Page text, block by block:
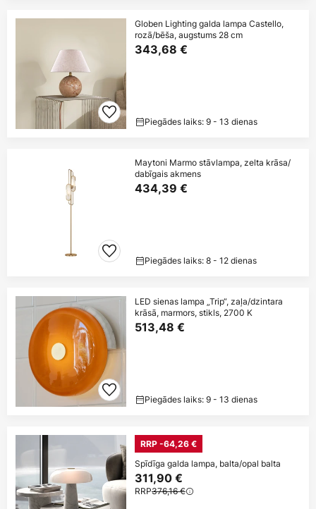
Globen Lighting galda lampa Castello,
rozā/bēša, augstums 28 cm
343,68 €
Piegādes laiks: 9 - 13 dienas
Maytoni Marmo stāvlampa, zelta krāsa/
dabīgais akmens
434,39 €
Piegādes laiks: 8 - 12 dienas
LED sienas lampa „Trip“, zaļa/dzintara
krāsā, marmors, stikls, 2700 K
513,48 €
Piegādes laiks: 9 - 13 dienas
RRP -64,26 €
Spīdīga galda lampa, balta/opal balta
311,90 €
RRP376,16 €